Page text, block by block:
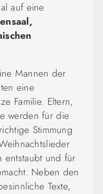
auf eine
Mannen der
eine
Familie. Eltern,
werden für die
Stimmung
entstaubt und für
Neben den
Texte,